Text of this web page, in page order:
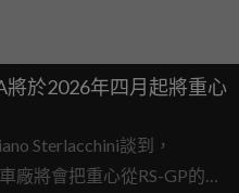
於2026年四月起將重心
Sterlacchini談到，
廠將會把重心從RS-GP的